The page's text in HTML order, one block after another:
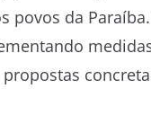
da